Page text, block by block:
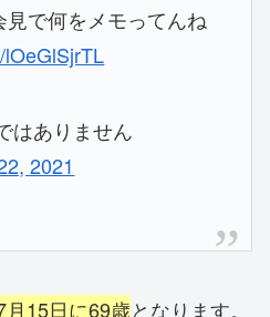
見で何をメモってんね
はありません
2021
月15日に69歳となります。